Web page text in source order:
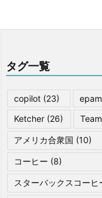
タグ一覧
copilot (23) epam
Ketcher (26)
アメリカ合衆国 (10)
コーヒー (8)
スターバックスコーヒ